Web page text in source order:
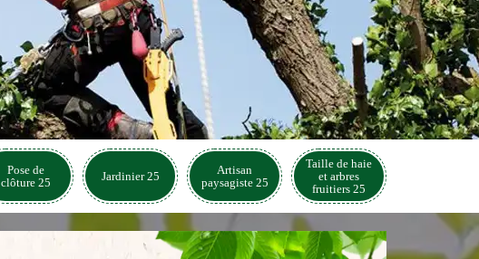
Pose de
clôture 25
Jardinier 25
Artisan
paysagiste 25
Taille de haie
et arbres
fruitiers 25